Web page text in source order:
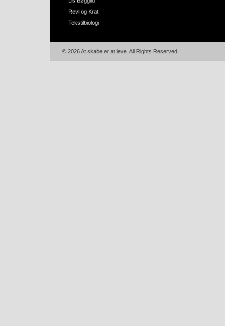
Revl og Krat
Tekstilbiologi
© 2026 At skabe er at leve. All Rights Reserved.